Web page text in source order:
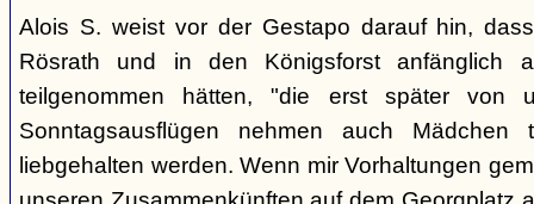
Alois S. weist vor der Gestapo darauf hin,
Rösrath und in den Königsforst anfänglich
teilgenommen hätten, "die erst später von
Sonntagsausflügen nehmen auch
liebgehalten werden. Wenn mir Vorhaltungen